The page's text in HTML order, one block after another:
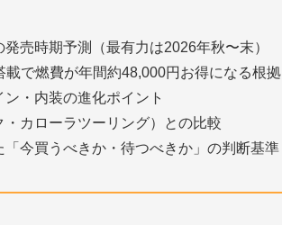
売時期予測（最有力は2026年秋〜末）
載で燃費が年間約48,000円お得になる根拠
・内装の進化ポイント
カローラツーリング）との比較
「今買うべきか・待つべきか」の判断基準